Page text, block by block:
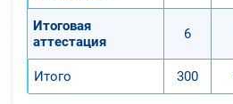
Итоговая
аттестация
6
Итого 300